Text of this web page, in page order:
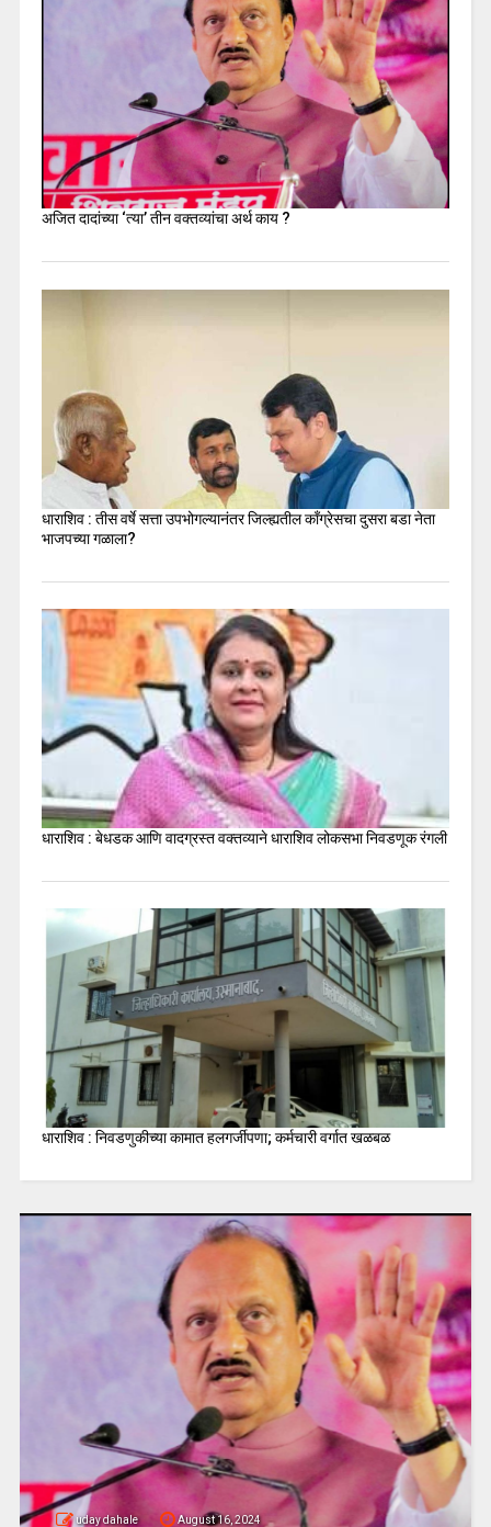
अजित दादांच्या ‘त्या’ तीन वक्तव्यांचा अर्थ काय ?
धाराशिव : तीस वर्षे सत्ता उपभोगल्यानंतर जिल्ह्यतील कॉंग्रेसचा दुसरा बडा नेता
भाजपच्या गळाला?
धाराशिव : बेधडक आणि वादग्रस्त वक्तव्याने धाराशिव लोकसभा निवडणूक रंगली
धाराशिव : निवडणुकीच्या कामात हलगर्जीपणा; कर्मचारी वर्गात खळबळ
uday dahale August 16, 2024